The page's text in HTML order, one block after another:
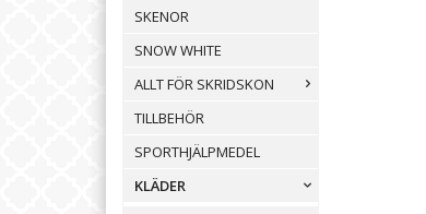
SKENOR
SNOW WHITE
ALLT FÖR SKRIDSKON
TILLBEHÖR
SPORTHJÄLPMEDEL
KLÄDER